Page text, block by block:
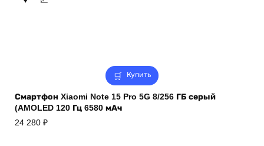
Купить
Смартфон Xiaomi Note 15 Pro 5G 8/256 ГБ серый
(AMOLED 120 Гц 6580 мАч
24 280 ₽